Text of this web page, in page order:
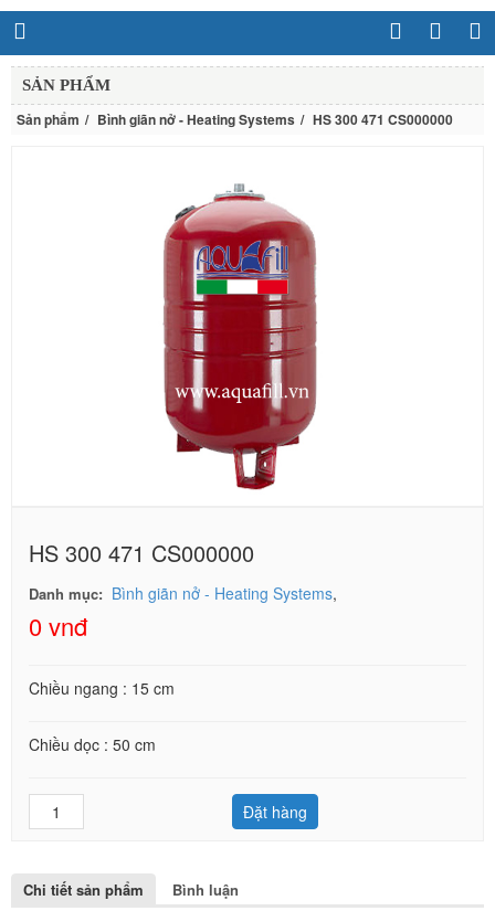
SẢN PHẨM
Sản phẩm Bình giãn nở - Heating Systems HS 300 471 CS000000
HS 300 471 CS000000
Danh mục: Bình giãn nở - Heating Systems,
0 vnđ
Chiều ngang : 15 cm
Chiều dọc : 50 cm
Đặt hàng
Chi tiết sản phẩm Bình luận